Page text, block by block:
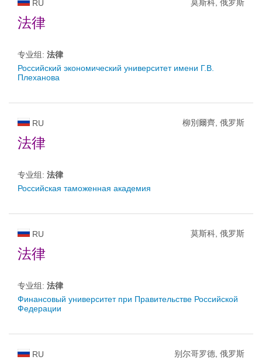
RU 莫斯科, 俄罗斯
法律
专业组: 法律
Российский экономический университет имени Г.В.
Плеханова
RU 柳別爾齊, 俄罗斯
法律
专业组: 法律
Российская таможенная академия
RU 莫斯科, 俄罗斯
法律
专业组: 法律
Финансовый университет при Правительстве Российской
Федерации
RU 别尔哥罗德, 俄罗斯